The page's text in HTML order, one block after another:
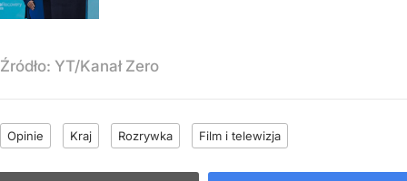
Źródło: YT/Kanał Zero
Opinie Kraj Rozrywka Film i telewizja